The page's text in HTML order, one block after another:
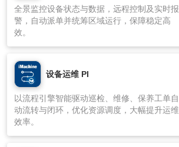
全景监控设备状态与数据，远程控制及实时报
警，自动派单并统筹区域运行，保障稳定高
效。
设备运维 PI
以流程引擎智能驱动巡检、维修、保养工单自
动流转与闭环，优化资源调度，大幅提升运维
效率。